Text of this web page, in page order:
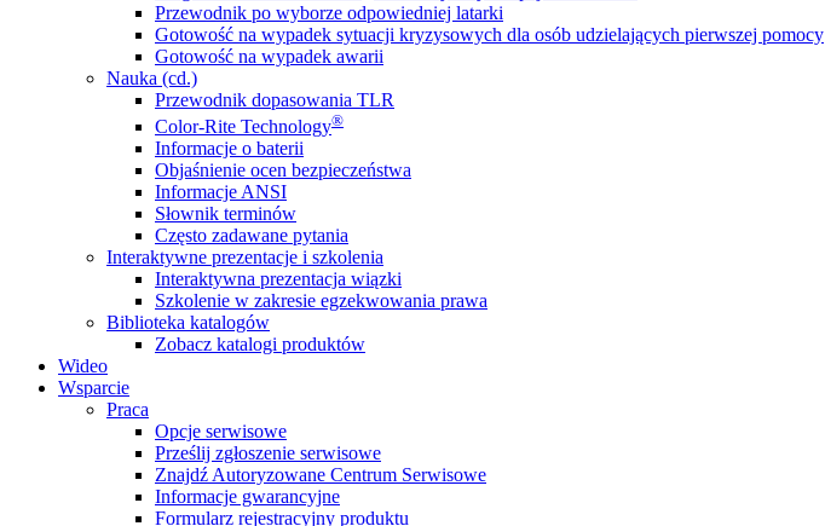
Przewodnik po wyborze odpowiedniej latarki
Gotowość na wypadek sytuacji kryzysowych dla osób udzielających pierwszej pomocy
Gotowość na wypadek awarii
Nauka (cd.)
Przewodnik dopasowania TLR
Color-Rite Technology®
Informacje o baterii
Objaśnienie ocen bezpieczeństwa
Informacje ANSI
Słownik terminów
Często zadawane pytania
Interaktywne prezentacje i szkolenia
Interaktywna prezentacja wiązki
Szkolenie w zakresie egzekwowania prawa
Biblioteka katalogów
Zobacz katalogi produktów
Wideo
Wsparcie
Praca
Opcje serwisowe
Prześlij zgłoszenie serwisowe
Znajdź Autoryzowane Centrum Serwisowe
Informacje gwarancyjne
Formularz rejestracyjny produktu